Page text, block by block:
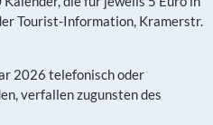
Tourist-Information, Kramerstr.
2026 telefonisch oder
verfallen zugunsten des